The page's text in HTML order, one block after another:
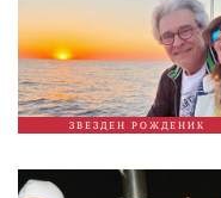
ЗВЕЗДЕН РОЖДЕНИК